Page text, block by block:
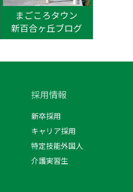
まごころタウン
新百合ヶ丘ブログ
採用情報
新卒採用
キャリア採用
特定技能外国人
介護実習生